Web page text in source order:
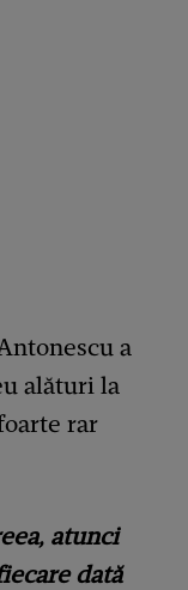
a
alături la
rar
atunci
dată